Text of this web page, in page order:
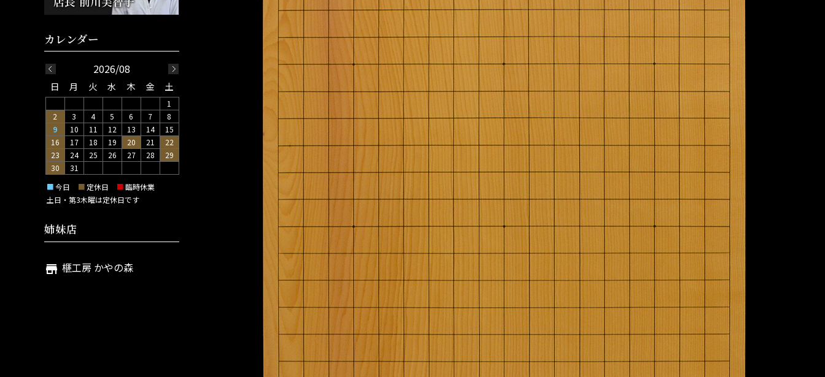
2026/08
日 月 火 水 木 金 土
1
2
3 4 5 6 7
8
9
10 11 12 13 14
15
16
17 18 19 20 21
22
23
24 25 26 27 28
29
30
31
■今日 ■ 定休日 ■臨時休業
土日・第3木曜は定休日です
姉妹店
榧工房 かやの森